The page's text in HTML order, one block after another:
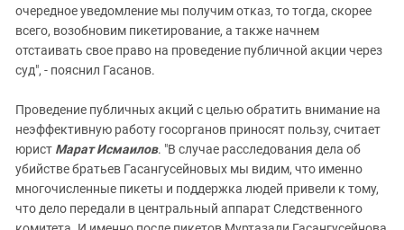
очередное уведомление мы получим отказ, то тогда, скорее
всего, возобновим пикетирование, а также начнем
отстаивать свое право на проведение публичной акции через
суд", - пояснил Гасанов.
Проведение публичных акций с целью обратить внимание на
неэффективную работу госорганов приносят пользу, считает
юрист Марат Исмаилов. "В случае расследования дела об
убийстве братьев Гасангусейновых мы видим, что именно
многочисленные пикеты и поддержка людей привели к тому,
что дело передали в центральный аппарат Следственного